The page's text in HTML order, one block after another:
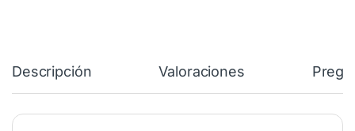
Descripción Valoraciones